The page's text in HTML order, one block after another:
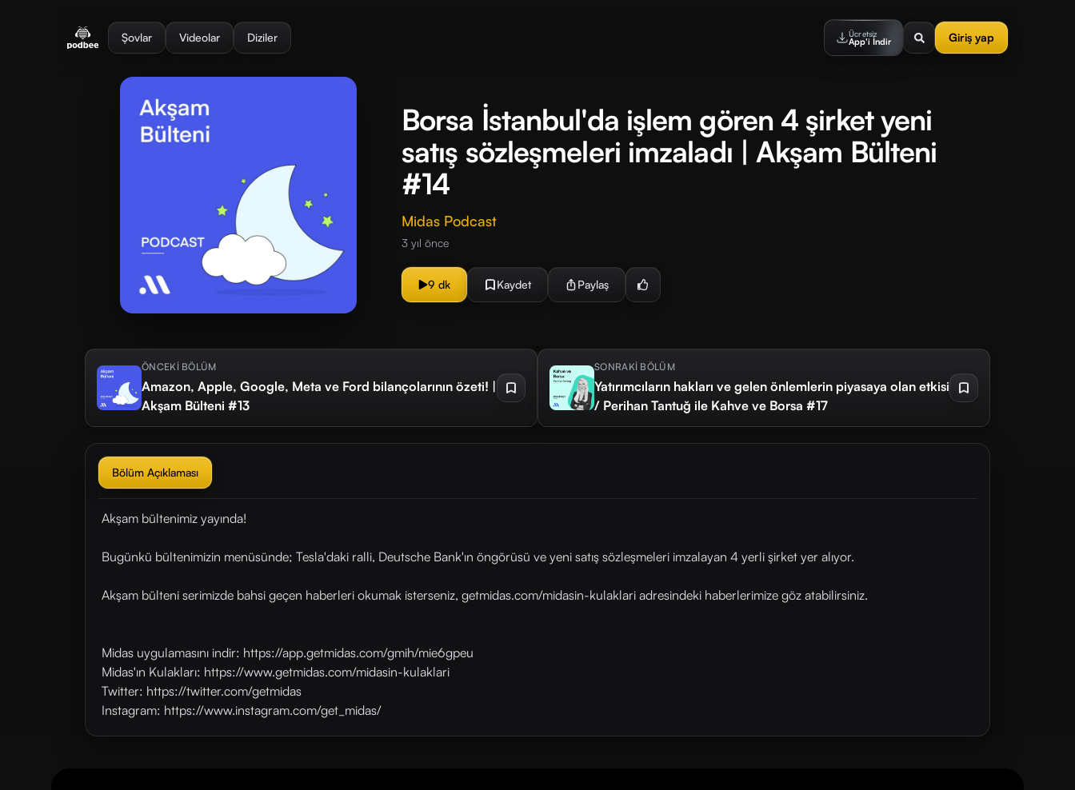
Şovlar Videolar Diziler Ücretsiz
App'i İndir Giriş yap
Borsa İstanbul'da işlem gören 4 şirket yeni
satış sözleşmeleri imzaladı | Akşam Bülteni
#14
Midas Podcast
3 yıl önce
9 dk Kaydet Paylaş
ÖNCEKİ BÖLÜM
Amazon, Apple, Google, Meta ve Ford bilançolarının özeti! |
Akşam Bülteni #13
SONRAKİ BÖLÜM
Yatırımcıların hakları ve gelen önlemlerin piyasaya olan etkisi
/ Perihan Tantuğ ile Kahve ve Borsa #17
Bölüm Açıklaması
Akşam bültenimiz yayında!
Bugünkü bültenimizin menüsünde; Tesla'daki ralli, Deutsche Bank'ın öngörüsü ve yeni satış sözleşmeleri imzalayan 4 yerli şirket yer alıyor.
Akşam bülteni serimizde bahsi geçen haberleri okumak isterseniz, getmidas.com/midasin-kulaklari adresindeki haberlerimize göz atabilirsiniz.
Midas uygulamasını indir: https://app.getmidas.com/gmih/mie6gpeu
Midas'ın Kulakları: https://www.getmidas.com/midasin-kulaklari
Twitter: https://twitter.com/getmidas
Instagram: https://www.instagram.com/get_midas/